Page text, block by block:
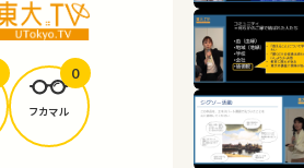
フカマル
0